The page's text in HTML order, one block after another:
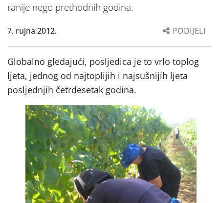
ranije nego prethodnih godina.
7. rujna 2012. PODIJELI
Globalno gledajući, posljedica je to vrlo toplog
ljeta, jednog od najtoplijih i najsušnijih ljeta
posljednjih četrdesetak godina.